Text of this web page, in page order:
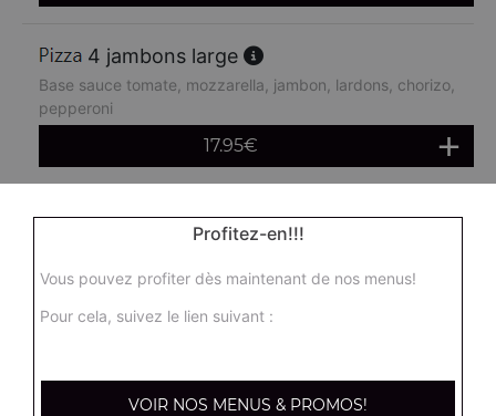
4 jambons large
Base sauce tomate, mozzarella, jambon, lardons, chorizo,
pepperoni
17.95€
boursin large
Base sauce tomate, mozzarella, viande hachée, oeuf
17.95€
Base sauce tomate, mozzarella, viande kébab, tomate
fraîches, oignons
Profitez-en!!!
Vous pouvez profiter dès maintenant de nos menus!
Pour cela, suivez le lien suivant :
VOIR NOS MENUS & PROMOS!